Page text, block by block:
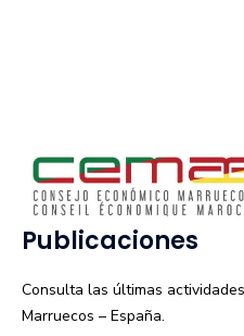
Publicaciones
Consulta las últimas
Marruecos – España.